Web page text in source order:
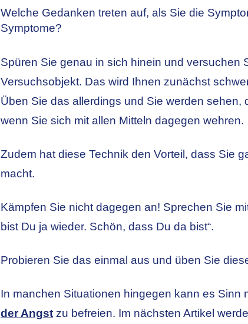
Welche Gedanken treten auf, als Sie die
Symptome?
Spüren Sie genau in sich hinein und versuchen
Versuchsobjekt. Das wird Ihnen zunächst
Üben Sie das allerdings und Sie werden
wenn Sie sich mit allen Mitteln dagegen wehren.
Zudem hat diese Technik den Vorteil, dass Sie
macht.
Kämpfen Sie nicht dagegen an! Sprechen Sie
bist Du ja wieder. Schön, dass Du da bist“.
Probieren Sie das einmal aus und üben Sie
In manchen Situationen hingegen kann es
der Angst zu befreien. Im nächsten Artikel